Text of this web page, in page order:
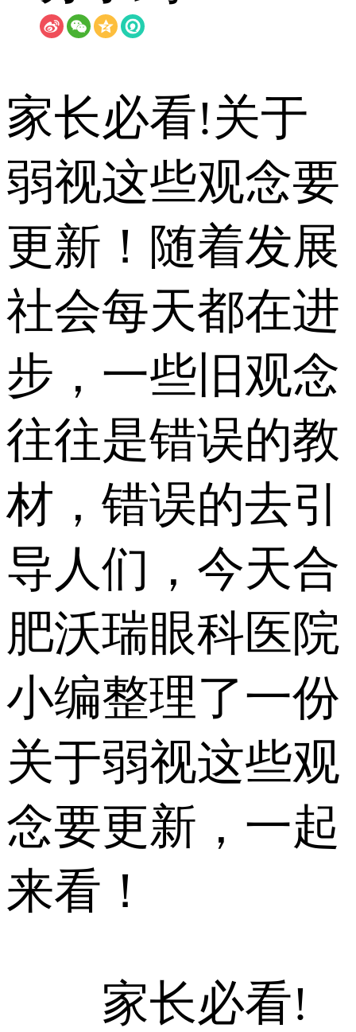
家长必看!关于
弱视这些观念要
更新！随着发展
社会每天都在进
步，一些旧观念
往往是错误的教
材，错误的去引
导人们，今天合
肥沃瑞眼科医院
小编整理了一份
关于弱视这些观
念要更新，一起
来看！
家长必看!